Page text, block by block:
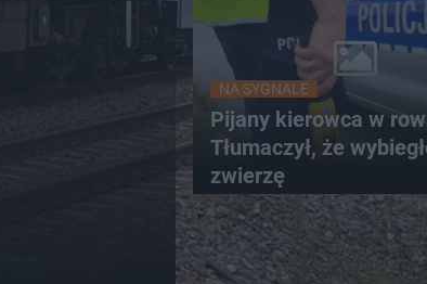
NA SYGNALE
Pijany kierowca w
Tłumaczył, że
zwierzę